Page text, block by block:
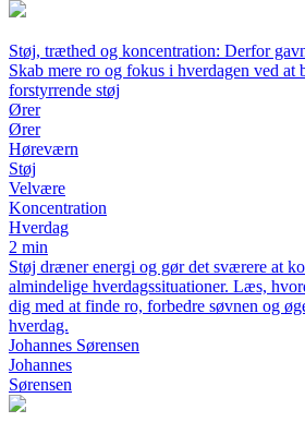
Støj, træthed og koncentration: Derfor
Skab mere ro og fokus i hverdagen ved at
forstyrrende støj
Ører
Ører
Høreværn
Støj
Velvære
Koncentration
Hverdag
2 min
Støj dræner energi og gør det sværere at
almindelige hverdagssituationer. Læs,
dig med at finde ro, forbedre søvnen og
hverdag.
Johannes Sørensen
Johannes
Sørensen